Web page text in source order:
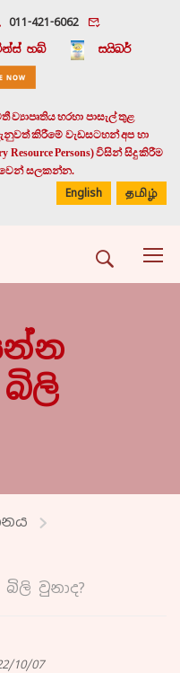
011-421-6062
හබ්
සයිබර්
ව්‍යාපෘතිය හරහා පාසැල් තුළ
කිරීමේ වැඩසටහන් අප හා
Persons) විසින් සිදු කිරීම
සලකන්න.
English தமிழ்
වුනාද?
10/07